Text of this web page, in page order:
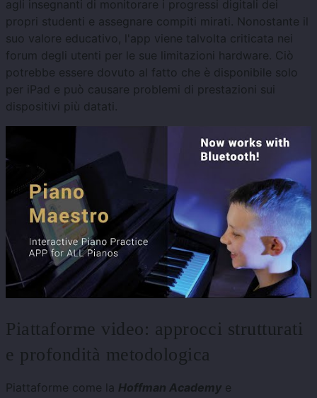
agli insegnanti di monitorare i progressi digitali dei
propri studenti e assegnare compiti mirati. Nonostante il
suo valore educativo, l'app viene talvolta criticata nei
forum degli utenti per le sue limitazioni hardware. Ciò
potrebbe essere dovuto al fatto che è disponibile solo
per iPad e può causare problemi di prestazioni sui
dispositivi più datati.
Piattaforme video: approcci strutturati
e profondità metodologica
Piattaforme come la Hoffman Academy e